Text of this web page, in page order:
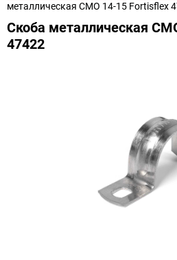
металлическая СМО 14-15 Fortisflex
Скоба металлическая
47422